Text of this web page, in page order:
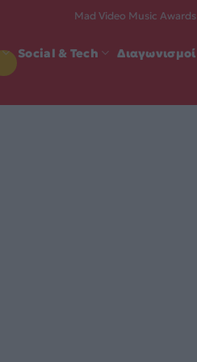
Mad Video Music Awards
Social & Tech Διαγωνισμοί